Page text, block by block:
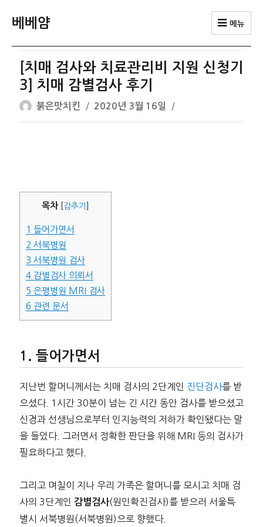
베베얌 메뉴
[치매 검사와 치료관리비 지원 신청기
3] 치매 감별검사 후기
글
쓴
붉은맛치킨
작
성
2020년 3월 16일
목차 감추기
1 들어가면서
2 서북병원
3 서북병원 검사
4감별검사 의뢰서
5 은평병원 MRI 검사
6 관련 문서
들어가면서
지난번 할머니께서는 치매 검사의 2단계인 진단검사를 받
으셨다. 1시간 30분이 넘는 긴 시간 동안 검사를 받으셨고
신경과 선생님으로부터 인지능력의 저하가 확인됐다는 말
을 들었다. 그러면서 정확한 판단을 위해 MRI 등의 검사가
필요하다고 했다.
그리고 며칠이 지나 우리 가족은 할머니를 모시고 치매 검
사의 3단계인 감별검사(원인확진검사)를 받으러 서울특
별시 서북병원(서북병원)으로 향했다.